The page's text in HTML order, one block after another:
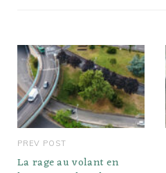
PREV POST
La rage au volant en